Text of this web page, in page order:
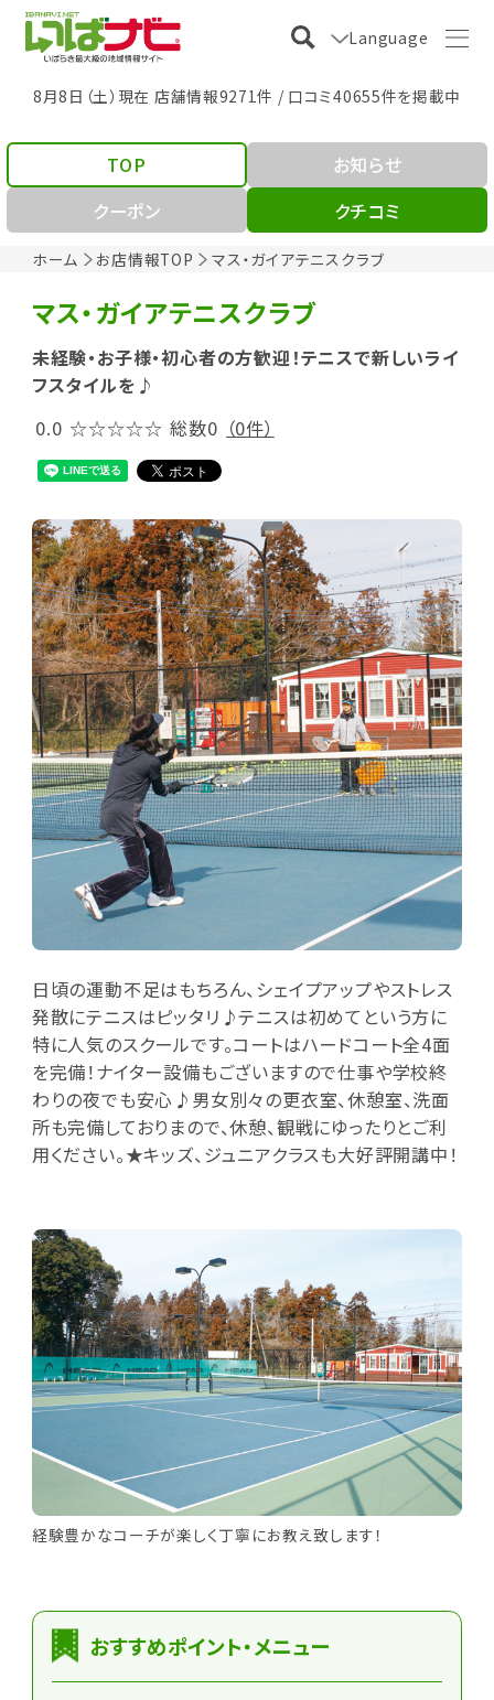
Language
8月8日（土）現在 店舗情報9271件 / 口コミ40655件を掲載中
ホーム お店情報TOP マス・ガイアテニスクラブ
TOP
お知らせ
クーポン
クチコミ
マス・ガイアテニスクラブ
未経験・お子様・初心者の方歓迎！テニスで新しいライ
フスタイルを♪
0.0 ☆☆☆☆☆ 総数0 （0件）
日頃の運動不足はもちろん、シェイプアップやストレス
発散にテニスはピッタリ♪テニスは初めてという方に
特に人気のスクールです。コートはハードコート全4面
を完備！ナイター設備もございますので仕事や学校終
わりの夜でも安心♪男女別々の更衣室、休憩室、洗面
所も完備しておりまので、休憩、観戦にゆったりとご利
用ください。★キッズ、ジュニアクラスも大好評開講中！
経験豊かなコーチが楽しく丁寧にお教え致します！
おすすめポイント・メニュー